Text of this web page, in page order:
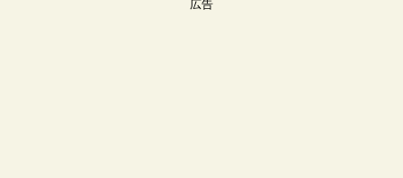
広告